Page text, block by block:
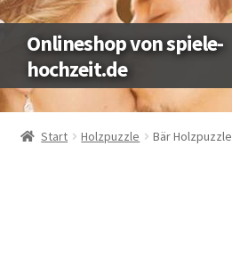
Navigation
springen
Inhalt
springen
Onlineshop von spiele-
hochzeit.de
Shop
Start Holzpuzzle Bär Holzpuzzle